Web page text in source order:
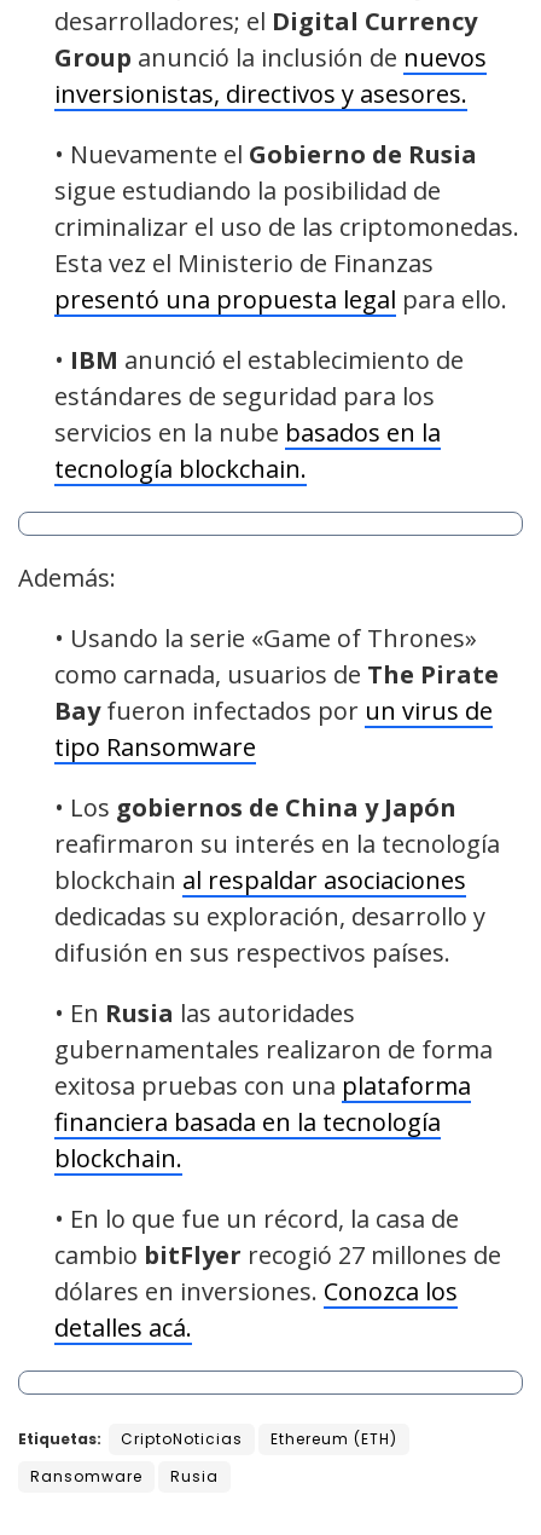
desarrolladores; el Digital Currency
Group anunció la inclusión de nuevos
inversionistas, directivos y asesores.
• Nuevamente el Gobierno de Rusia
sigue estudiando la posibilidad de
criminalizar el uso de las criptomonedas.
Esta vez el Ministerio de Finanzas
presentó una propuesta legal para ello.
• IBM anunció el establecimiento de
estándares de seguridad para los
servicios en la nube basados en la
tecnología blockchain.
Además:
• Usando la serie «Game of Thrones»
como carnada, usuarios de The Pirate
Bayfueron infectados por un virus de
tipo Ransomware
• Los gobiernos de China y Japón
reafirmaron su interés en la tecnología
blockchain al respaldar asociaciones
dedicadas su exploración, desarrollo y
difusión en sus respectivos países.
• En Rusia las autoridades
gubernamentales realizaron de forma
exitosa pruebas con una plataforma
financiera basada en la tecnología
blockchain.
• En lo que fue un récord, la casa de
cambio bitFlyer recogió 27 millones de
dólares en inversiones. Conozca los
detalles acá.
Etiquetas: CriptoNoticias
Ethereum (ETH)
Ransomware
Rusia